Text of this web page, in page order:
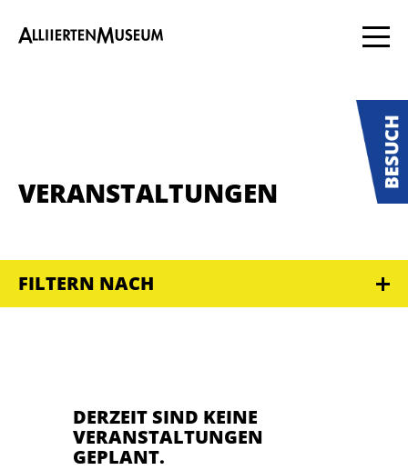
VERANSTALTUNGEN
FILTERN NACH
DERZEIT SIND KEINE
VERANSTALTUNGEN
GEPLANT.